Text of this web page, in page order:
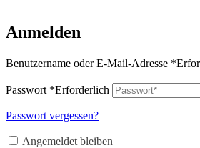
Anmelden
Benutzername oder E-Mail-Adresse *
Passwort *Erforderlich
Passwort vergessen?
Angemeldet bleiben